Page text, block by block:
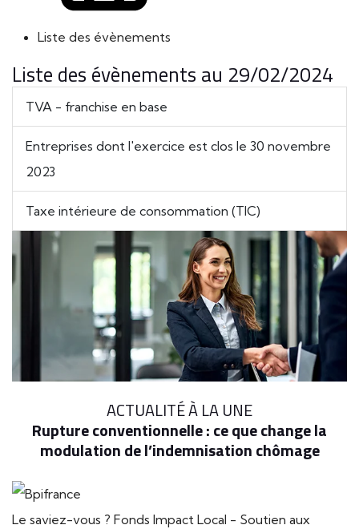
Liste des évènements
Liste des évènements au 29/02/2024
TVA - franchise en base
Entreprises dont l'exercice est clos le 30 novembre
2023
Taxe intérieure de consommation (TIC)
ACTUALITÉ À LA UNE
Rupture conventionnelle : ce que change la
modulation de l’indemnisation chômage
Le saviez-vous ? Fonds Impact Local - Soutien aux